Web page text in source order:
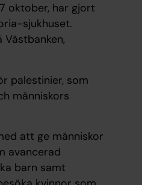
oktober, har gjort
sjukhuset.
palestinier, som
människors
att ge människor
avancerad
barn samt